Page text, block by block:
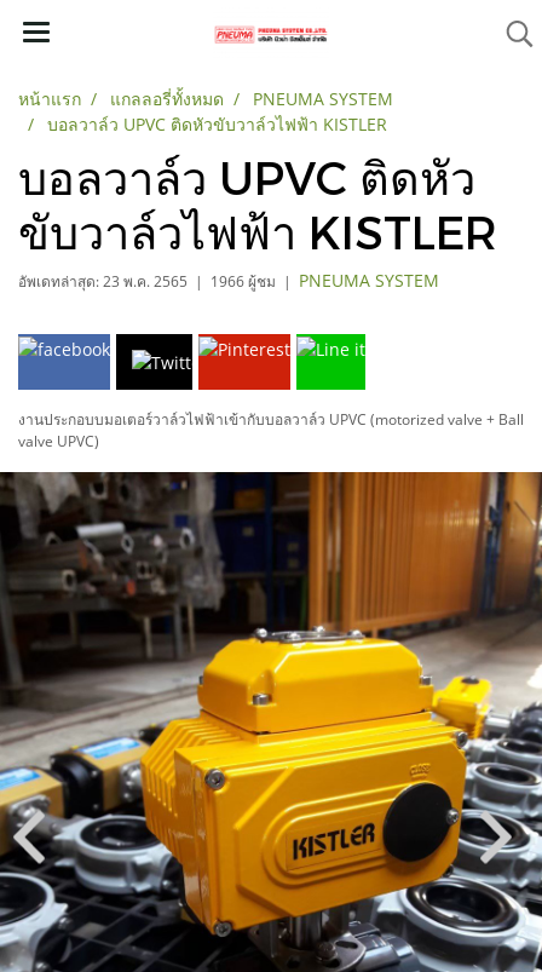
หน้าแรก แกลลอรี่ทั้งหมด
PNEUMA SYSTEM
บอลวาล์ว UPVC ติดหัวขับวาล์วไฟฟ้า KISTLER
บอลวาล์ว UPVC ติดหัว
ขับวาล์วไฟฟ้า KISTLER
อัพเดทล่าสุด: 23 พ.ค. 2565 | 1966 ผู้ชม | PNEUMA SYSTEM
งานประกอบบมอเตอร์วาล์วไฟฟ้าเข้ากับบอลวาล์ว UPVC (motorized valve + Ball
valve UPVC)